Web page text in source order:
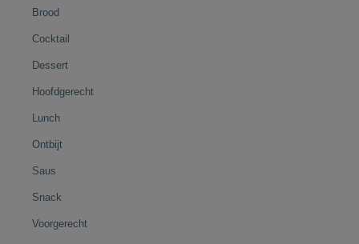
Brood
Cocktail
Dessert
Hoofdgerecht
Lunch
Ontbijt
Saus
Snack
Voorgerecht